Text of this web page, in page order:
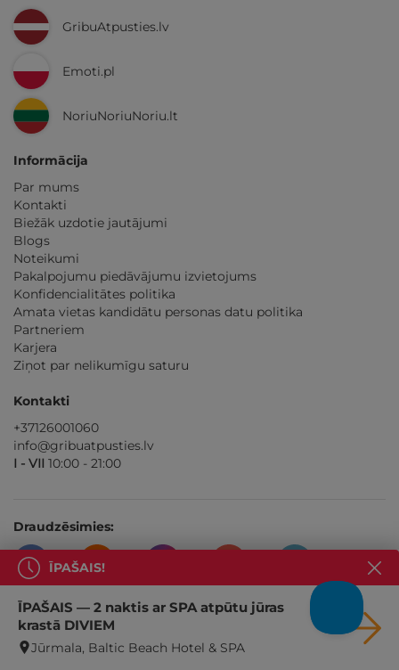
GribuAtpusties.lv
Emoti.pl
NoriuNoriuNoriu.lt
Informācija
Par mums
Kontakti
Biežāk uzdotie jautājumi
Blogs
Noteikumi
Pakalpojumu piedāvājumu izvietojums
Konfidencialitātes politika
Amata vietas kandidātu personas datu politika
Partneriem
Karjera
Ziņot par nelikumīgu saturu
Kontakti
+37126001060
info@gribuatpusties.lv
I - VII 10:00 - 21:00
Draudzēsimies:
Mūsu partneri
ĪPAŠAIS!
ĪPAŠAIS — 2 naktis ar SPA atpūtu jūras
krastā DIVIEM
Jūrmala, Baltic Beach Hotel & SPA